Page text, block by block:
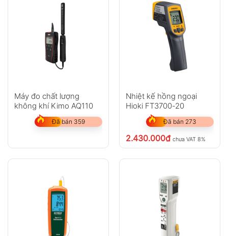
Máy đo chất lượng
không khí Kimo AQ110
Đã bán 359
Nhiệt kế hồng ngoại
Hioki FT3700-20
Đã bán 273
2.430.000₫ chưa VAT 8%